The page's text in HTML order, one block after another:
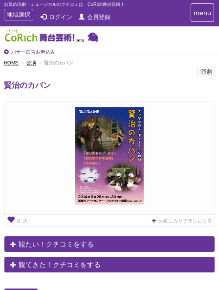
お薦め演劇・ミュージカルのクチコミは、CoRich舞台芸術！
T
o
g
g
e
n
a
v
i
地域選択 ログイン 会員登録
バナー広告お申込み
T
o
i
menu
HOME 公演 賢治のカバン
演劇
賢治のカバン
0 人 お気に入りチラシにする
観たい！クチコミをする
観てきた！クチコミをする